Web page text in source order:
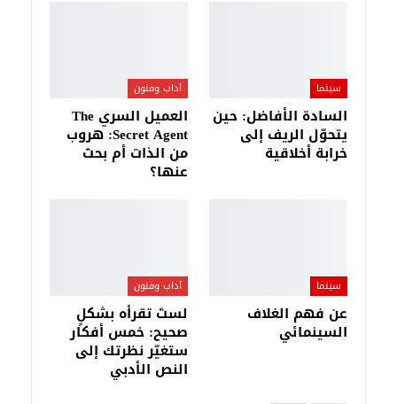
سينما
السادة الأفاضل: حين
يتحوّل الريف إلى
خرابة أخلاقية
آداب وفنون
العميل السري The
Secret Agent: هروب
من الذات أم بحث
عنها؟
سينما
عن فهم الغلاف
السينمائي
آداب وفنون
لستَ تقرأه بشكلٍ
صحيح: خمس أفكار
ستغيّر نظرتك إلى
النص الأدبي